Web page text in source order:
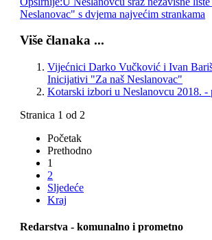
Neslanovac" s dvjema najvećim strankama
Više članaka ...
Vijećnici Darko Vučković i Ivan
Inicijativi "Za naš Neslanovac"
Kotarski izbori u Neslanovcu 2018. -
Stranica 1 od 2
Početak
Prethodno
1
2
Sljedeće
Kraj
Redarstva - komunalno i prometno